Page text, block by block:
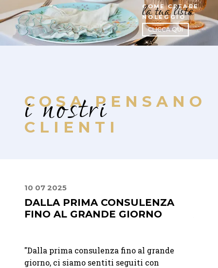
COME CREARE
la tua lista
NOLEGGIO
CLICCA QUI
COSA PENSANO
i nostri
CLIENTI
10 07 2025
DALLA PRIMA CONSULENZA
FINO AL GRANDE GIORNO
"Dalla prima consulenza fino al grande
giorno, ci siamo sentiti seguiti con